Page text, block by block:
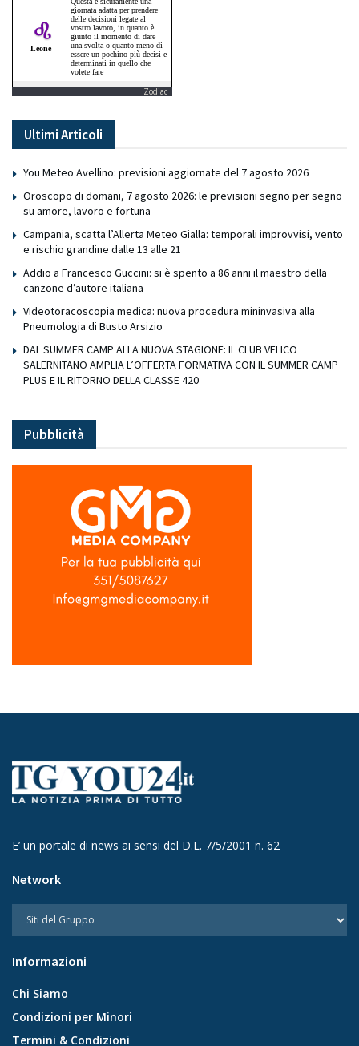
Zodiac
Ultimi Articoli
You Meteo Avellino: previsioni aggiornate del 7 agosto 2026
Oroscopo di domani, 7 agosto 2026: le previsioni segno per segno
su amore, lavoro e fortuna
Campania, scatta l’Allerta Meteo Gialla: temporali improvvisi, vento
e rischio grandine dalle 13 alle 21
Addio a Francesco Guccini: si è spento a 86 anni il maestro della
canzone d’autore italiana
Videotoracoscopia medica: nuova procedura mininvasiva alla
Pneumologia di Busto Arsizio
DAL SUMMER CAMP ALLA NUOVA STAGIONE: IL CLUB VELICO
SALERNITANO AMPLIA L’OFFERTA FORMATIVA CON IL SUMMER CAMP
PLUS E IL RITORNO DELLA CLASSE 420
Pubblicità
E’ un portale di news ai sensi del D.L. 7/5/2001 n. 62
Network
Informazioni
Chi Siamo
Condizioni per Minori
Termini & Condizioni